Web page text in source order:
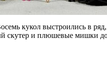
кукол выстроились в
скутер и плюшевые мишки